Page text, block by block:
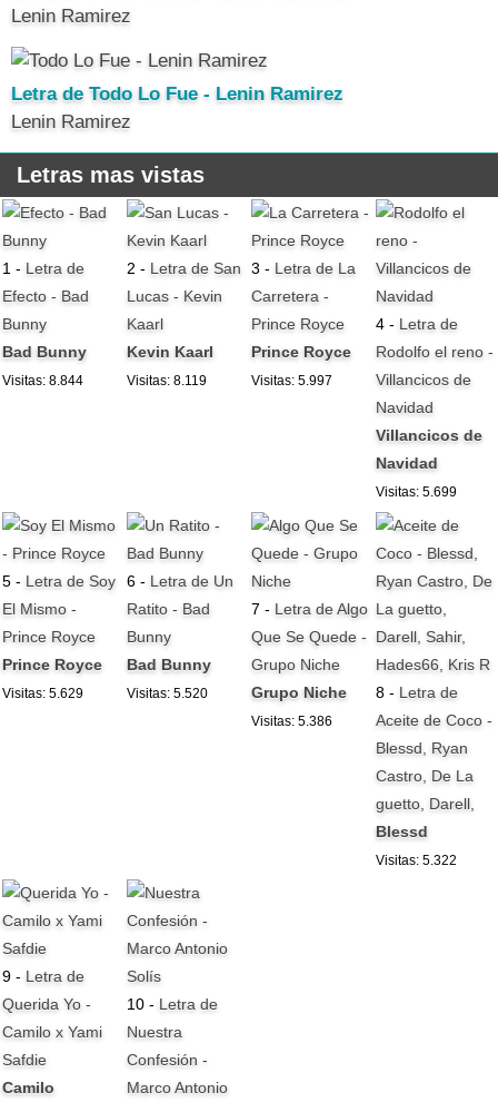
Lenin Ramirez
Letra de Todo Lo Fue - Lenin Ramirez
Lenin Ramirez
Letras mas vistas
1 - Letra de
Efecto - Bad
Bunny
Bad Bunny
Visitas: 8.844
2 - Letra de San
Lucas - Kevin
Kaarl
Kevin Kaarl
Visitas: 8.119
3 - Letra de La
Carretera -
Prince Royce
Prince Royce
Visitas: 5.997
4 - Letra de
Rodolfo el reno -
Villancicos de
Navidad
Villancicos de
Navidad
Visitas: 5.699
5 - Letra de Soy
El Mismo -
Prince Royce
Prince Royce
Visitas: 5.629
6 - Letra de Un
Ratito - Bad
Bunny
Bad Bunny
Visitas: 5.520
7 - Letra de Algo
Que Se Quede -
Grupo Niche
Grupo Niche
Visitas: 5.386
8 - Letra de
Aceite de Coco -
Blessd, Ryan
Castro, De La
guetto, Darell,
Blessd
Visitas: 5.322
9 - Letra de
Querida Yo -
Camilo x Yami
Safdie
Camilo
10 - Letra de
Nuestra
Confesión -
Marco Antonio